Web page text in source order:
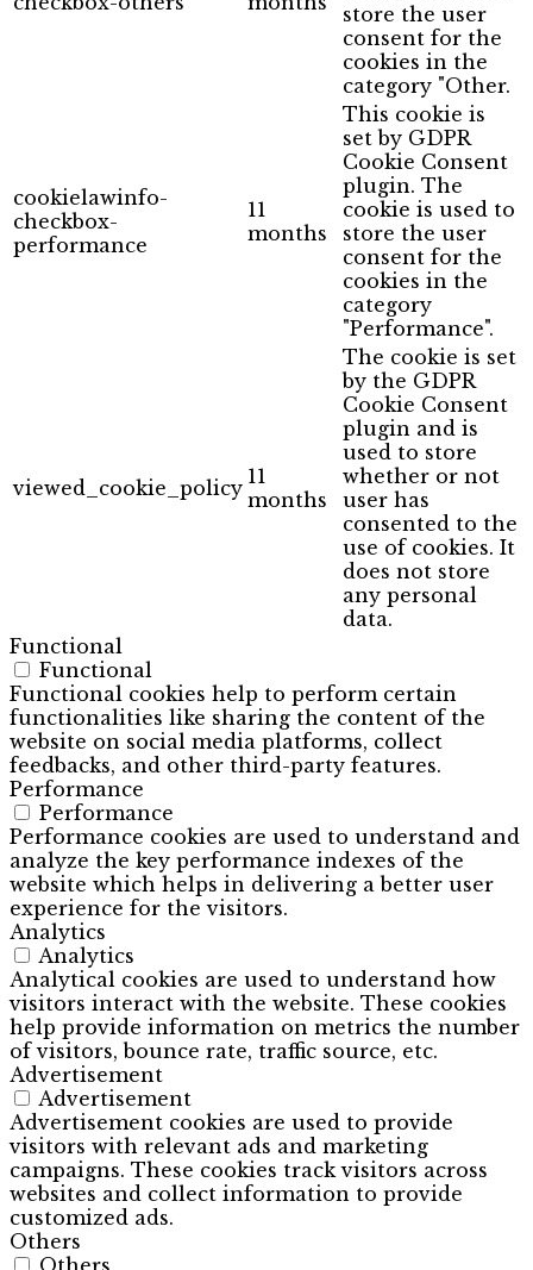
store the user
consent for the
cookies in the
category "Other.
cookielawinfo-
checkbox-
performance
11
months
This cookie is
set by GDPR
Cookie Consent
plugin. The
cookie is used to
store the user
consent for the
cookies in the
category
"Performance".
viewed_cookie_policy 11
months
The cookie is set
by the GDPR
Cookie Consent
plugin and is
used to store
whether or not
user has
consented to the
use of cookies. It
does not store
any personal
data.
Functional
Functional
Functional cookies help to perform certain
functionalities like sharing the content of the
website on social media platforms, collect
feedbacks, and other third-party features.
Performance
Performance
Performance cookies are used to understand and
analyze the key performance indexes of the
website which helps in delivering a better user
experience for the visitors.
Analytics
Analytics
Analytical cookies are used to understand how
visitors interact with the website. These cookies
help provide information on metrics the number
of visitors, bounce rate, traffic source, etc.
Advertisement
Advertisement
Advertisement cookies are used to provide
visitors with relevant ads and marketing
campaigns. These cookies track visitors across
websites and collect information to provide
customized ads.
Others
Others